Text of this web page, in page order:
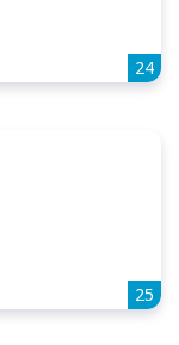
24
25